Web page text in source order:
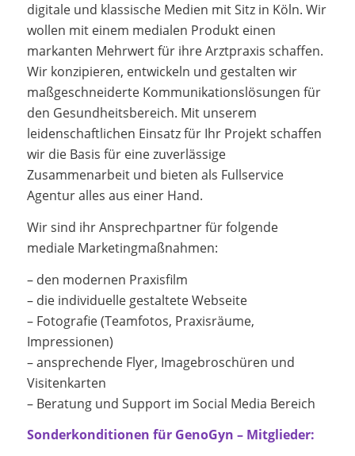
digitale und klassische Medien mit Sitz in Köln. Wir
wollen mit einem medialen Produkt einen
markanten Mehrwert für ihre Arztpraxis schaffen.
Wir konzipieren, entwickeln und gestalten wir
maßgeschneiderte Kommunikationslösungen für
den Gesundheitsbereich. Mit unserem
leidenschaftlichen Einsatz für Ihr Projekt schaffen
wir die Basis für eine zuverlässige
Zusammenarbeit und bieten als Fullservice
Agentur alles aus einer Hand.
Wir sind ihr Ansprechpartner für folgende
mediale Marketingmaßnahmen:
– den modernen Praxisfilm
– die individuelle gestaltete Webseite
– Fotografie (Teamfotos, Praxisräume,
Impressionen)
– ansprechende Flyer, Imagebroschüren und
Visitenkarten
– Beratung und Support im Social Media Bereich
Sonderkonditionen für GenoGyn – Mitglieder: